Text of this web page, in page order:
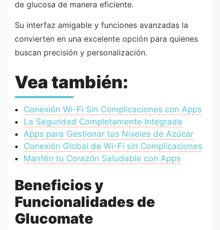
de glucosa de manera eficiente.
Su interfaz amigable y funciones avanzadas la
convierten en una excelente opción para quienes
buscan precisión y personalización.
Vea también:
Conexión Wi-Fi Sin Complicaciones con Apps
La Seguridad Completamente Integrada
Apps para Gestionar tus Niveles de Azúcar
Conexión Global de Wi-Fi sin Complicaciones
Mantén tu Corazón Saludable con Apps
Beneficios y
Funcionalidades de
Glucomate